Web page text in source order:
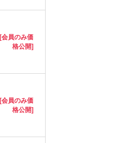
[会員のみ価
格公開]
[会員のみ価
格公開]